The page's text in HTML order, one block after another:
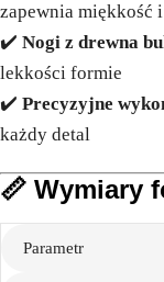
zapewnia miękkość
✔️ Nogi z drewna
lekkości formie
✔️ Precyzyjne
każdy detal
📏 Wymiary
Parametr